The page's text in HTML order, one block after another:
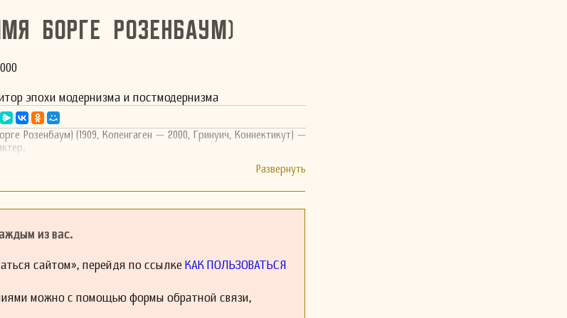
Борге Розенбаум)
эпохи модернизма и постмодернизма
Розенбаум) (1909, Копенгаген — 2000, Гринуич, Коннектикут) —
из вас.
сайтом», перейдя по ссылке КАК ПОЛЬЗОВАТЬСЯ
можно с помощью формы обратной связи,